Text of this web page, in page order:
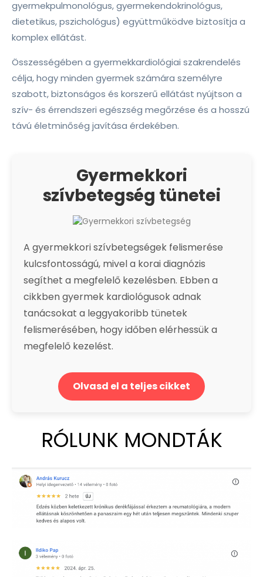
gyermekpulmonológus, gyermekendokrinológus,
dietetikus, pszichológus) együttműködve biztosítja a
komplex ellátást.
Összességében a gyermekkardiológiai szakrendelés
célja, hogy minden gyermek számára személyre
szabott, biztonságos és korszerű ellátást nyújtson a
szív- és érrendszeri egészség megőrzése és a hosszú
távú életminőség javítása érdekében.
Gyermekkori
szívbetegség tünetei
A gyermekkori szívbetegségek felismerése
kulcsfontosságú, mivel a korai diagnózis
segíthet a megfelelő kezelésben. Ebben a
cikkben gyermek kardiológusok adnak
tanácsokat a leggyakoribb tünetek
felismerésében, hogy időben elérhessük a
megfelelő kezelést.
Olvasd el a teljes cikket
RÓLUNK MONDTÁK